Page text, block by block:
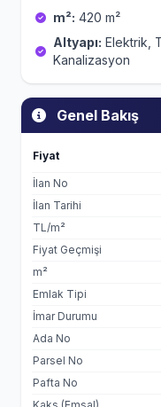
Genel Bakış
Fiyat
İlan No
İlan Tarihi
TL/m²
Fiyat Geçmişi
m²
Emlak Tipi
İmar Durumu
Ada No
Parsel No
Pafta No
m²: 420 m²
Altyapı: Elektrik,
Kanalizasyon